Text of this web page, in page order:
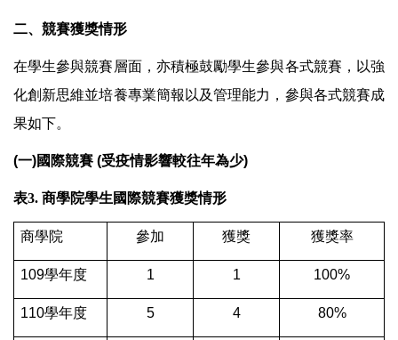
二、競賽獲獎情形
在學生參與競賽層面，亦積極鼓勵學生參與各式競賽，以強
化創新思維並培養專業簡報以及管理能力，參與各式競賽成
果如下。
(一)國際競賽 (受疫情影響較往年為少)
表3. 商學院學生國際競賽獲獎情形
商學院 參加 獲獎 獲獎率
109學年度 1 1 100%
110學年度 5 4 80%